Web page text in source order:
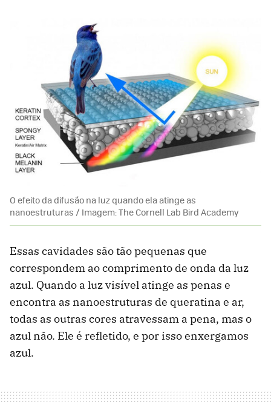
O efeito da difusão na luz quando ela atinge as
nanoestruturas / Imagem: The Cornell Lab Bird Academy
Essas cavidades são tão pequenas que
correspondem ao comprimento de onda da luz
azul. Quando a luz visível atinge as penas e
encontra as nanoestruturas de queratina e ar,
todas as outras cores atravessam a pena, mas o
azul não. Ele é refletido, e por isso enxergamos
azul.